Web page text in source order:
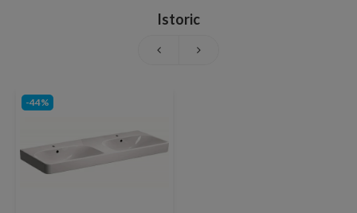
Istoric
-44%